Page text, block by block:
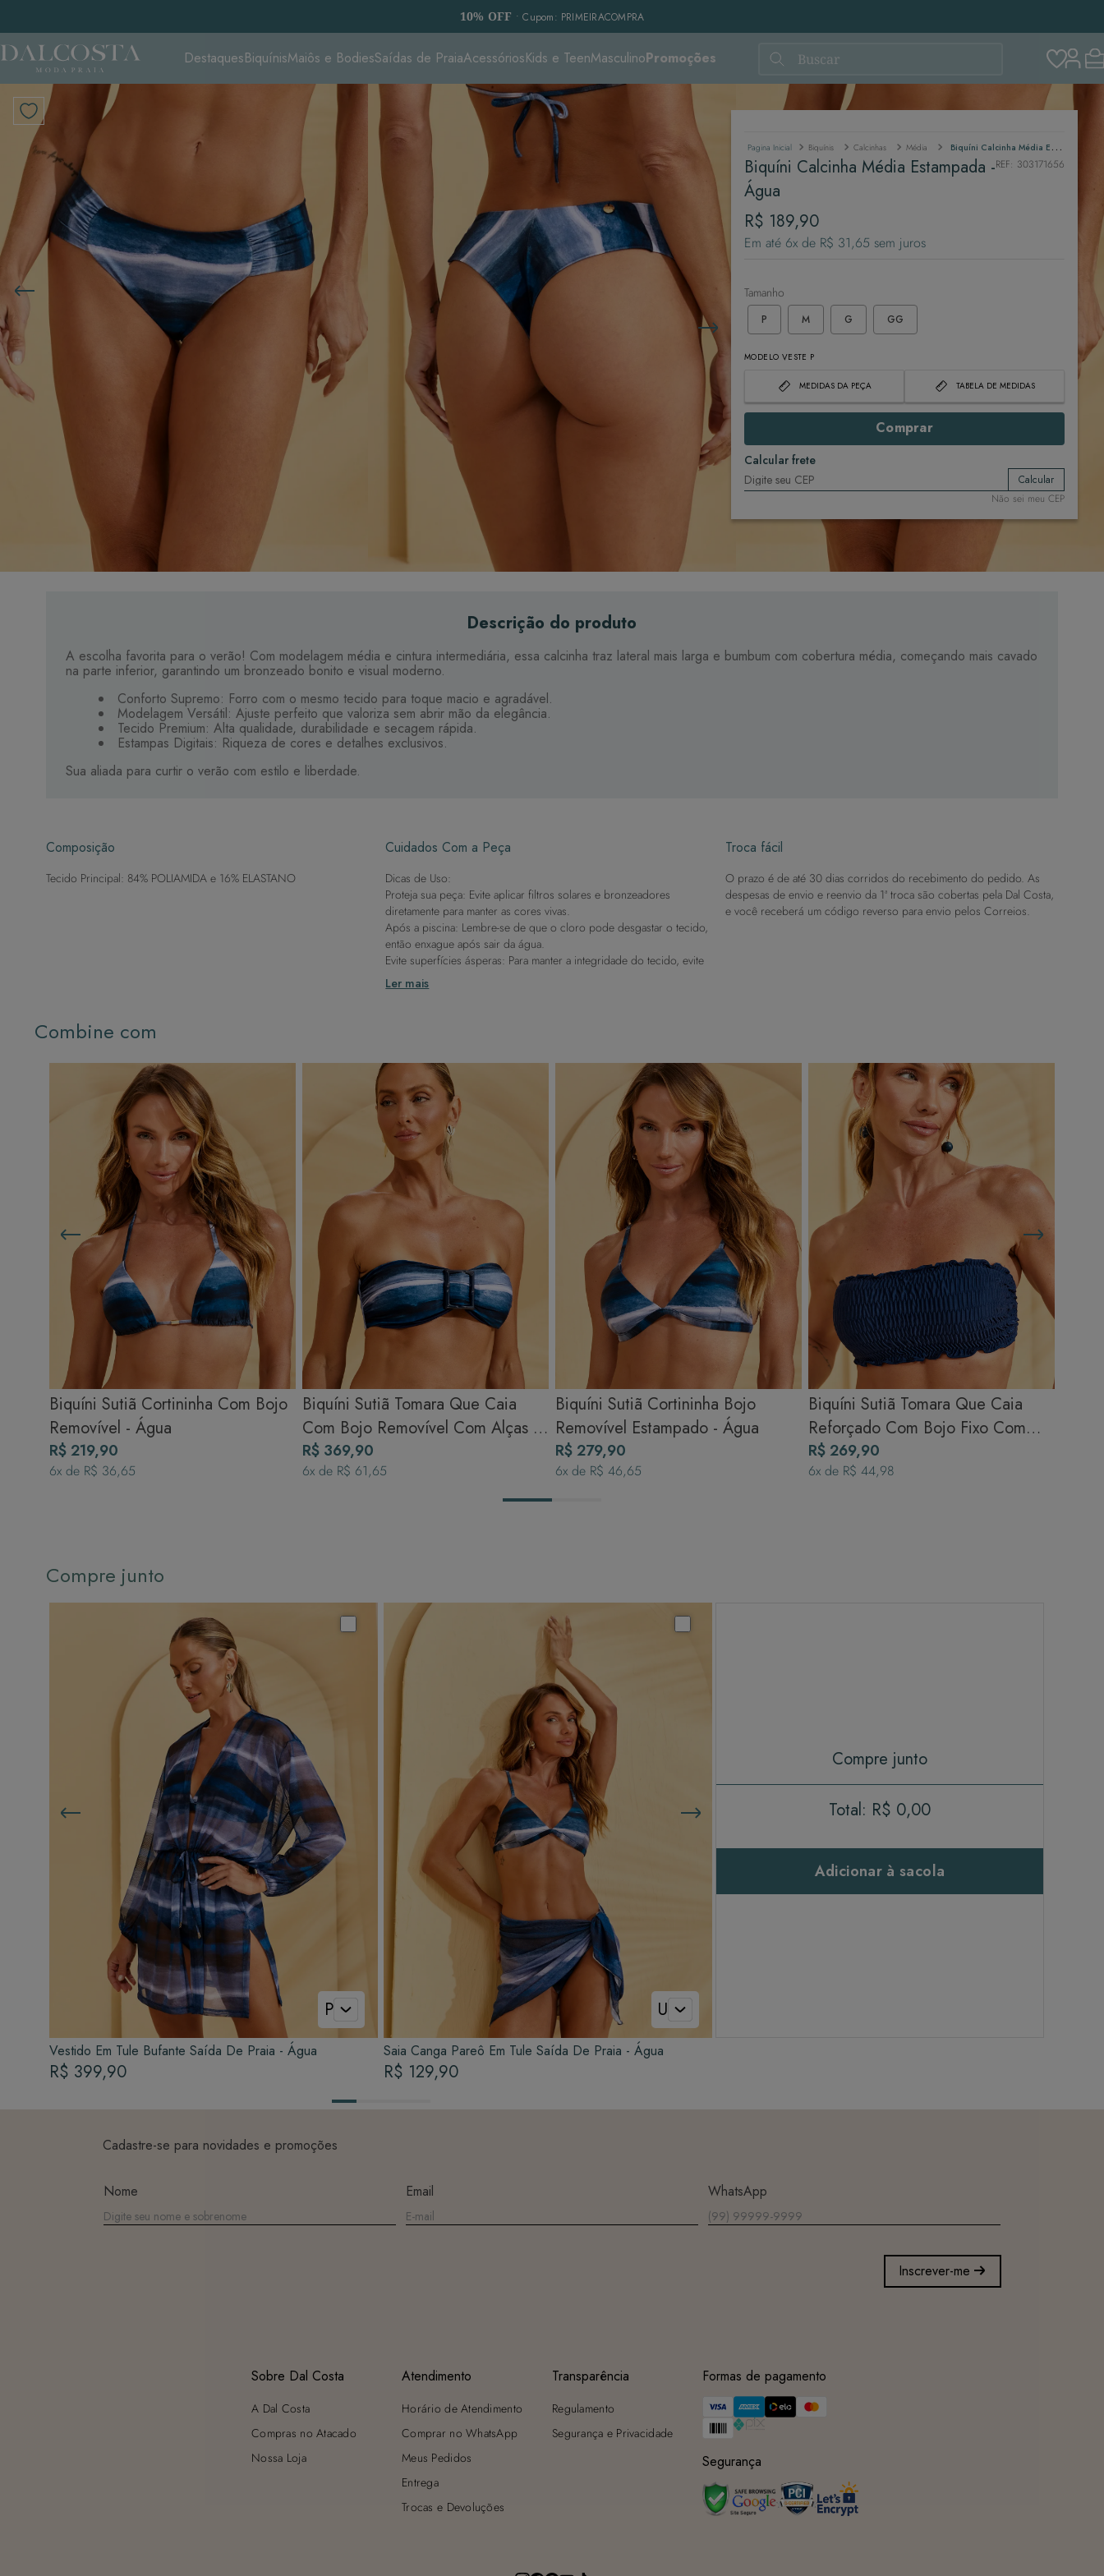
10% OFF • Cupom: PRIMEIRACOMPRA
DestaquesBiquínisMaiôs e BodiesSaídas de PraiaAcessóriosKids e TeenMasculinoPromoções Buscar
Biquínis Calcinhas Média Biquíni Calcinha Média Estampada - Água
Biquíni Calcinha Média Estampada -
Água
R$ 189,90
Em até 6x de R$ 31,65 sem juros
REF: 303171656
Tamanho
P M G GG
MODELO VESTE P
MEDIDAS DA PEÇA TABELA DE MEDIDAS
Comprar
Calcular frete
Calcular
Não sei meu CEP
Descrição do produto
A escolha favorita para o verão! Com modelagem média e cintura intermediária, essa calcinha traz lateral mais larga e bumbum com cobertura média, começando mais cavado
na parte inferior, garantindo um bronzeado bonito e visual moderno.
Conforto Supremo: Forro com o mesmo tecido para toque macio e agradável.
Modelagem Versátil: Ajuste perfeito que valoriza sem abrir mão da elegância.
Tecido Premium: Alta qualidade, durabilidade e secagem rápida.
Estampas Digitais: Riqueza de cores e detalhes exclusivos.
Sua aliada para curtir o verão com estilo e liberdade.
Composição
Tecido Principal: 84% POLIAMIDA e 16% ELASTANO
Cuidados Com a Peça
Dicas de Uso:
Proteja sua peça: Evite aplicar filtros solares e bronzeadores
diretamente para manter as cores vivas.
Após a piscina: Lembre-se de que o cloro pode desgastar o tecido,
então enxague após sair da água.
Evite superfícies ásperas: Para manter a integridade do tecido, evite
contato com superfícies rugosas.
máquina de lavar, sabão em pó, sabonete e alvejante.
Secagem ideal: Não deixe de molho nem guarde úmido. Seque à
sombra e evite a secadora.
Para cores vibrantes: Lave as peças antes do primeiro uso e siga as
dicas acima para manter as cores radiantes.
Ler mais
Troca fácil
O prazo é de até 30 dias corridos do recebimento do pedido. As
despesas de envio e reenvio da 1ª troca são cobertas pela Dal Costa,
e você receberá um código reverso para envio pelos Correios.
Combine com
Biquíni Sutiã Cortininha Com Bojo
Removível - Água
R$ 219,90
6x de R$ 36,65
Biquíni Sutiã Tomara Que Caia
Com Bojo Removível Com Alças -
Água
R$ 369,90
6x de R$ 61,65
Biquíni Sutiã Cortininha Bojo
Removível Estampado - Água
R$ 279,90
6x de R$ 46,65
Biquíni Sutiã Tomara Que Caia
Reforçado Com Bojo Fixo Com
Alças - Azul Marinho
R$ 269,90
6x de R$ 44,98
Compre junto
P
Vestido Em Tule Bufante Saída De Praia - Água
R$ 399,90
U
Saia Canga Pareô Em Tule Saída De Praia - Água
R$ 129,90
Compre junto
Total: R$ 0,00
Adicionar à sacola
Cadastre-se para novidades e promoções
Nome Email WhatsApp
Inscrever-me
Sobre Dal Costa
A Dal Costa
Compras no Atacado
Nossa Loja
Atendimento
Horário de Atendimento
Comprar no WhatsApp
Meus Pedidos
Entrega
Trocas e Devoluções
Transparência
Regulamento
Segurança e Privacidade
Formas de pagamento
Segurança